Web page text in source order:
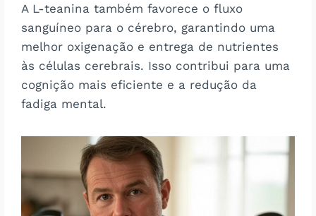
A L-teanina também favorece o fluxo
sanguíneo para o cérebro, garantindo uma
melhor oxigenação e entrega de nutrientes
às células cerebrais. Isso contribui para uma
cognição mais eficiente e a redução da
fadiga mental.